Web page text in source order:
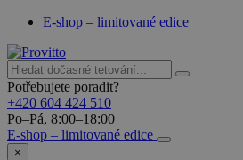
E-shop – limitované edice
Potřebujete poradit?
+420 604 424 510
Po–Pá, 8:00–18:00
E-shop – limitované edice
×